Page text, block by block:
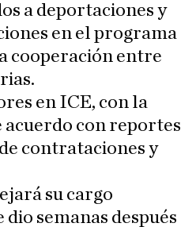
a deportaciones y
en el programa
cooperación entre
en ICE, con la
acuerdo con reportes
contrataciones y
su cargo
semanas después